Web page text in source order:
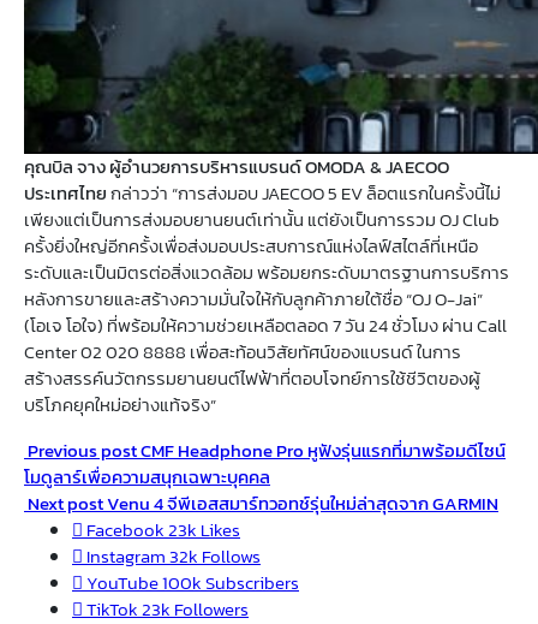
คุณบิล จาง ผู้อำนวยการบริหารแบรนด์OMODA & JAECOO
ประเทศไทยกล่าวว่า “การส่งมอบ JAECOO 5 EV ล็อตแรกในครั้งนี้ไม่
เพียงแต่เป็นการส่งมอบยานยนต์เท่านั้น แต่ยังเป็นการรวม OJ Club
ครั้งยิ่งใหญ่อีกครั้งเพื่อส่งมอบประสบการณ์แห่งไลฟ์สไตล์ที่เหนือ
ระดับและเป็นมิตรต่อสิ่งแวดล้อม พร้อมยกระดับมาตรฐานการบริการ
หลังการขายและสร้างความมั่นใจให้กับลูกค้าภายใต้ชื่อ “OJ O-Jai”
(โอเจ โอใจ) ที่พร้อมให้ความช่วยเหลือตลอด 7 วัน 24 ชั่วโมง ผ่าน Call
Center 02 020 8888 เพื่อสะท้อนวิสัยทัศน์ของแบรนด์ ในการ
สร้างสรรค์นวัตกรรมยานยนต์ไฟฟ้าที่ตอบโจทย์การใช้ชีวิตของผู้
บริโภคยุคใหม่อย่างแท้จริง”
Previous postCMF Headphone Pro หูฟังรุ่นแรกที่มาพร้อมดีไซน์
โมดูลาร์เพื่อความสนุกเฉพาะบุคคล
Next postVenu 4 จีพีเอสสมาร์ทวอทช์รุ่นใหม่ล่าสุดจาก GARMIN
Facebook23k Likes
Instagram32k Follows
YouTube100kSubscribers
TikTok23k Followers